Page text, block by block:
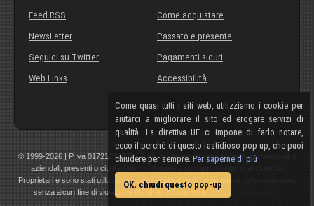
Come quasi tutti i siti web, utilizziamo i cookie per
aiutarci a migliorare il sito ed erogare servizi di
qualità. La direttiva UE ci impone di farlo notare,
ecco il perchè di questo fastidioso pop-up, che puoi
chiudere per sempre.Per saperne di più
OK, chiudi questo pop-up
Feed RSS
NewsLetter
Seguici su Twitter
Web Links
Come acquistare
Passato e presente
Pagamenti sicuri
Accessibilità
© 1999-2026 | P.Iva 01721210308 | Tutti i componenti, marchi, nomi commerciali o
aziendali, presenti o citati all'interno di questo sito appartengono ai rispettivi
Proprietari e sono stati utilizzati a scopo esplicativo ed a beneficio del possessore,
senza alcun fine di violazione dei diritti di Copyright.
Maggiori informazioni